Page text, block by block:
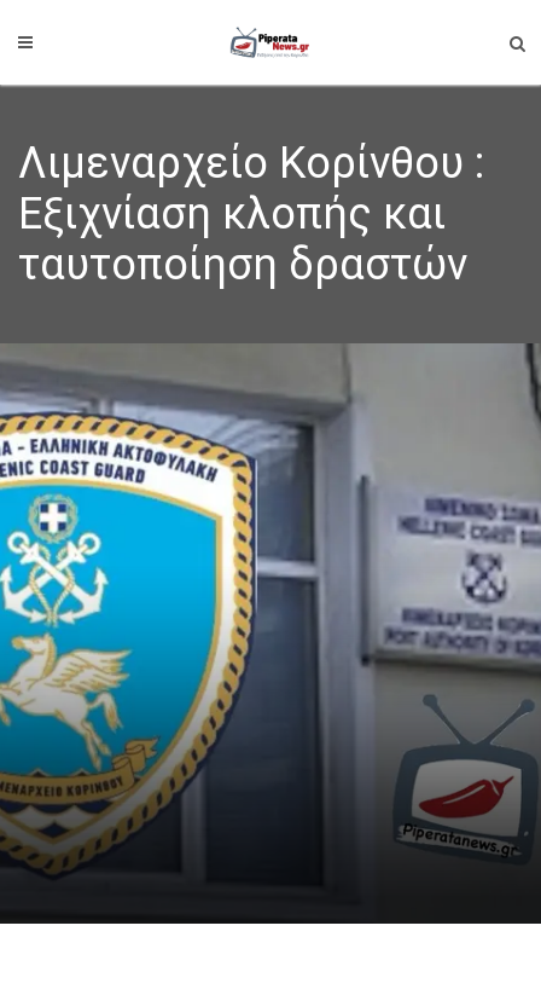
Λιμεναρχείο Κορίνθου :
Εξιχνίαση κλοπής και
ταυτοποίηση δραστών